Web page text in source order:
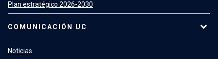
Plan estratégico 2026-2030
COMUNICACIÓN UC
Noticias